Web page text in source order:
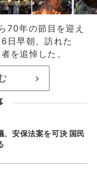
70年の節目を迎え
日早朝、訪れた
を追悼した。
>
、安保法案を可決 国民